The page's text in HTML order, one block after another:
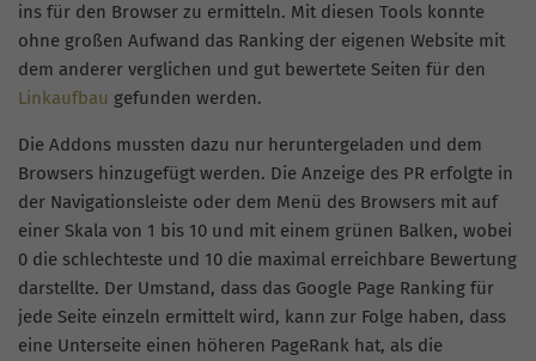
ins für den Browser zu ermitteln. Mit diesen Tools konnte
ohne großen Aufwand das Ranking der eigenen Website mit
dem anderer verglichen und gut bewertete Seiten für den
Linkaufbau gefunden werden.
Die Addons mussten dazu nur heruntergeladen und dem
Browsers hinzugefügt werden. Die Anzeige des PR erfolgte in
der Navigationsleiste oder dem Menü des Browsers mit auf
einer Skala von 1 bis 10 und mit einem grünen Balken, wobei
0 die schlechteste und 10 die maximal erreichbare Bewertung
darstellte. Der Umstand, dass das Google Page Ranking für
jede Seite einzeln ermittelt wird, kann zur Folge haben, dass
eine Unterseite einen höheren PageRank hat, als die